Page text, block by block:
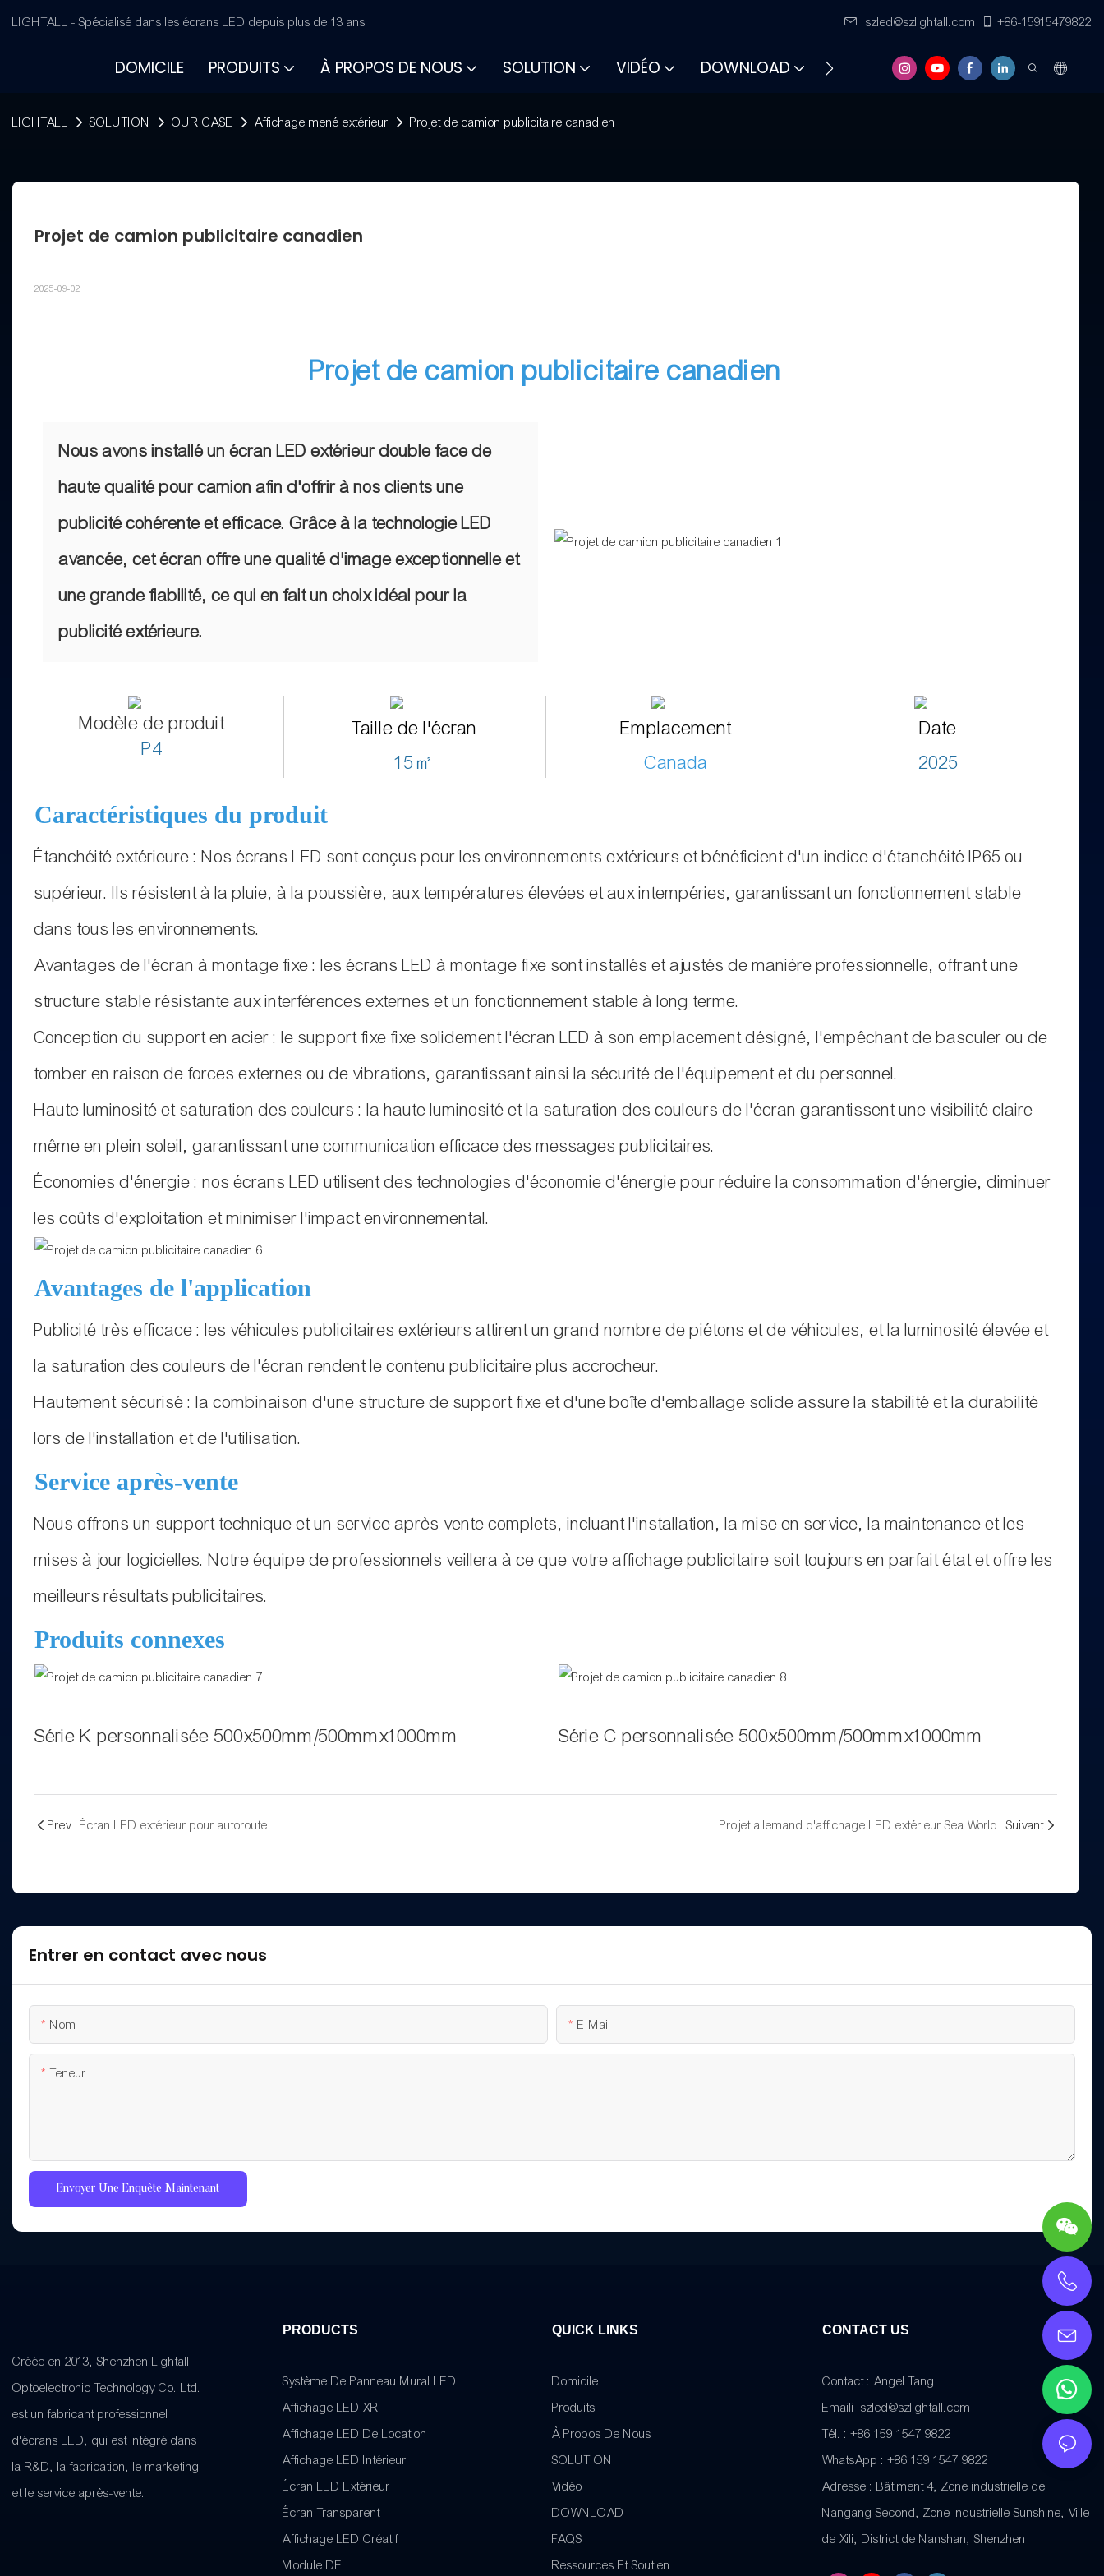
LIGHTALL - Spécialisé dans les écrans LED depuis plus de 13 ans. szled@szlightall.com +86-15915479822
DOMICILE PRODUITS À PROPOS DE NOUS SOLUTION VIDÉO DOWNLOAD FAQS RESSOURCES ET SOUTIEN
LIGHTALL SOLUTION OUR CASE Affichage mené extérieur Projet de camion publicitaire canadien
Projet de camion publicitaire canadien
2025-09-02
Projet de camion publicitaire canadien
Nous avons installé un écran LED extérieur double face de
haute qualité pour camion afin d'offrir à nos clients une
publicité cohérente et efficace. Grâce à la technologie LED
avancée, cet écran offre une qualité d'image exceptionnelle et
une grande fiabilité, ce qui en fait un choix idéal pour la
publicité extérieure.
Modèle de produit
P4
Taille de l'écran
15㎡
Emplacement
Canada
Date
2025
Caractéristiques du produit
Étanchéité extérieure : Nos écrans LED sont conçus pour les environnements extérieurs et bénéficient d'un indice d'étanchéité IP65 ou
supérieur. Ils résistent à la pluie, à la poussière, aux températures élevées et aux intempéries, garantissant un fonctionnement stable
dans tous les environnements.
Avantages de l'écran à montage fixe : les écrans LED à montage fixe sont installés et ajustés de manière professionnelle, offrant une
structure stable résistante aux interférences externes et un fonctionnement stable à long terme.
Conception du support en acier : le support fixe fixe solidement l'écran LED à son emplacement désigné, l'empêchant de basculer ou de
tomber en raison de forces externes ou de vibrations, garantissant ainsi la sécurité de l'équipement et du personnel.
Haute luminosité et saturation des couleurs : la haute luminosité et la saturation des couleurs de l'écran garantissent une visibilité claire
même en plein soleil, garantissant une communication efficace des messages publicitaires.
Économies d'énergie : nos écrans LED utilisent des technologies d'économie d'énergie pour réduire la consommation d'énergie, diminuer
les coûts d'exploitation et minimiser l'impact environnemental.
Avantages de l'application
Publicité très efficace : les véhicules publicitaires extérieurs attirent un grand nombre de piétons et de véhicules, et la luminosité élevée et
la saturation des couleurs de l'écran rendent le contenu publicitaire plus accrocheur.
Hautement sécurisé : la combinaison d'une structure de support fixe et d'une boîte d'emballage solide assure la stabilité et la durabilité
lors de l'installation et de l'utilisation.
Service après-vente
Nous offrons un support technique et un service après-vente complets, incluant l'installation, la mise en service, la maintenance et les
mises à jour logicielles. Notre équipe de professionnels veillera à ce que votre affichage publicitaire soit toujours en parfait état et offre les
meilleurs résultats publicitaires.
Produits connexes
Série K personnalisée 500x500mm/500mmx1000mm Série C personnalisée 500x500mm/500mmx1000mm
Prev Écran LED extérieur pour autoroute Projet allemand d'affichage LED extérieur Sea World Suivant
Entrer en contact avec nous
Nom E-Mail
Teneur
Envoyer Une Enquête Maintenant
Créée en 2013, Shenzhen Lightall
Optoelectronic Technology Co. Ltd.
est un fabricant professionnel
d'écrans LED, qui est intégré dans
la R&D, la fabrication, le marketing
et le service après-vente.
PRODUCTS
Système De Panneau Mural LED
Affichage LED XR
Affichage LED De Location
Affichage LED Intérieur
Écran LED Extérieur
Écran Transparent
Affichage LED Créatif
Module DEL
QUICK LINKS
Domicile
Produits
À Propos De Nous
SOLUTION
Vidéo
DOWNLOAD
FAQS
Ressources Et Soutien
CONTACT US
Contact : Angel Tang
Emaili :szled@szlightall.com
Tél. : +86 159 1547 9822
WhatsApp : +86 159 1547 9822
Adresse : Bâtiment 4, Zone industrielle de
Nangang Second, Zone industrielle Sunshine, Ville
de Xili, District de Nanshan, Shenzhen